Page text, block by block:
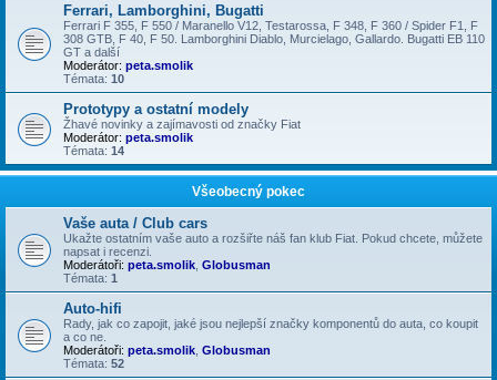
Ferrari, Lamborghini, Bugatti
Ferrari F 355, F 550 / Maranello V12, Testarossa, F 348, F 360 / Spider F1, F
308 GTB, F 40, F 50. Lamborghini Diablo, Murcielago, Gallardo. Bugatti EB 110
GT a další
Moderátor: peta.smolik
Témata: 10
Prototypy a ostatní modely
Žhavé novinky a zajímavosti od značky Fiat
Moderátor: peta.smolik
Témata: 14
Všeobecný pokec
Vaše auta / Club cars
Ukažte ostatním vaše auto a rozšiřte náš fan klub Fiat. Pokud chcete, můžete
napsat i recenzi.
Moderátoři: peta.smolik Globusman
Témata: 1
Auto-hifi
Rady, jak co zapojit, jaké jsou nejlepší značky komponentů do auta, co koupit
a co ne.
Moderátoři: peta.smolik Globusman
Témata: 52